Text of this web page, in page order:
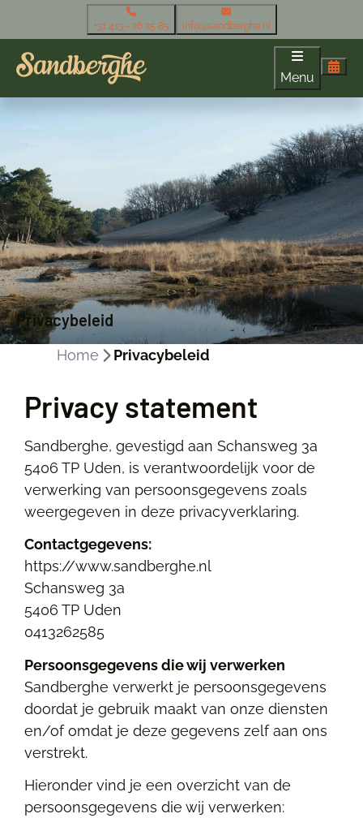
+31 413 - 26 25 85 info@sandberghe.nl
Menu
Privacybeleid
Home Privacybeleid
Privacy statement
Sandberghe, gevestigd aan Schansweg 3a
5406 TP Uden, is verantwoordelijk voor de
verwerking van persoonsgegevens zoals
weergegeven in deze privacyverklaring.
Contactgegevens:
https://www.sandberghe.nl
Schansweg 3a
5406 TP Uden
0413262585
Persoonsgegevens die wij verwerken
Sandberghe verwerkt je persoonsgegevens
doordat je gebruik maakt van onze diensten
en/of omdat je deze gegevens zelf aan ons
verstrekt.
Hieronder vind je een overzicht van de
persoonsgegevens die wij verwerken: